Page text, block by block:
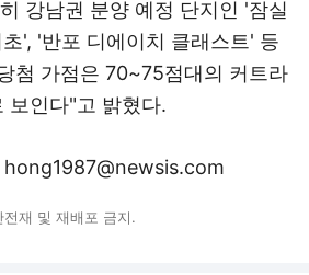
강남권 분양 예정 단지인 '잠실
', '반포 디에이치 클래스트' 등
첨 가점은 70~75점대의 커트라
보인다"고 밝혔다.
hong1987@newsis.com
재 및 재배포 금지.